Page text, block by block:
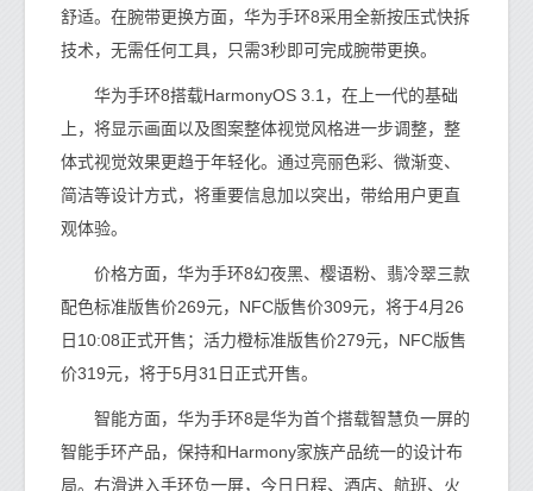
舒适。在腕带更换方面，华为手环8采用全新按压式快拆
技术，无需任何工具，只需3秒即可完成腕带更换。
华为手环8搭载HarmonyOS 3.1，在上一代的基础
上，将显示画面以及图案整体视觉风格进一步调整，整
体式视觉效果更趋于年轻化。通过亮丽色彩、微渐变、
简洁等设计方式，将重要信息加以突出，带给用户更直
观体验。
价格方面，华为手环8幻夜黑、樱语粉、翡冷翠三款
配色标准版售价269元，NFC版售价309元，将于4月26
日10:08正式开售；活力橙标准版售价279元，NFC版售
价319元，将于5月31日正式开售。
智能方面，华为手环8是华为首个搭载智慧负一屏的
智能手环产品，保持和Harmony家族产品统一的设计布
局。右滑进入手环负一屏，今日日程、酒店、航班、火